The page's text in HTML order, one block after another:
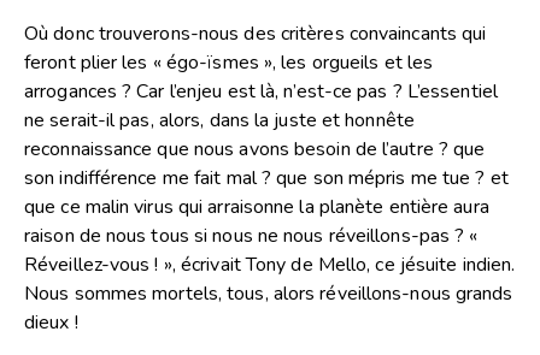
Où donc trouverons-nous des critères convaincants qui
feront plier les « égo-ïsmes », les orgueils et les
arrogances ? Car l’enjeu est là, n’est-ce pas ? L’essentiel
ne serait-il pas, alors, dans la juste et honnête
reconnaissance que nous avons besoin de l’autre ? que
son indifférence me fait mal ? que son mépris me tue ? et
que ce malin virus qui arraisonne la planète entière aura
raison de nous tous si nous ne nous réveillons-pas ? «
Réveillez-vous ! », écrivait Tony de Mello, ce jésuite indien.
Nous sommes mortels, tous, alors réveillons-nous grands
dieux !